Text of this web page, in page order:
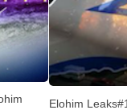
Elohim